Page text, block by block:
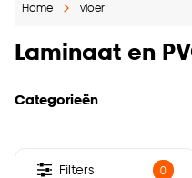
Home vloer
Laminaat en
Categorieën
Filters 0